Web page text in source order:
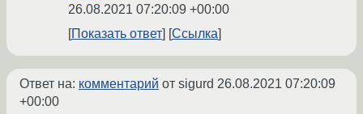
26.08.2021 07:20:09 +00:00
Показать ответ
Ссылка
Ответ на: комментарий от sigurd 26.08.2021 07:20:09
+00:00